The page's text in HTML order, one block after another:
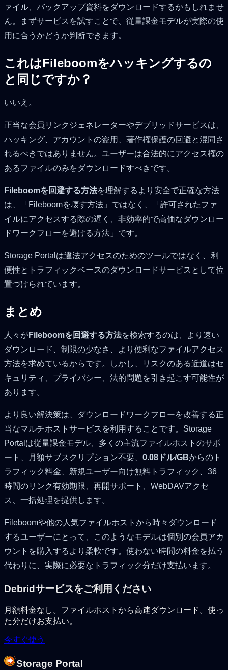
ァイル、バックアップ資料をダウンロードするかもしれませ
ん。まずサービスを試すことで、従量課金モデルが実際の使
用に合うかどうか判断できます。
これはFileboomをハッキングするの
と同じですか？
いいえ。
正当な会員リンクジェネレーターやデブリッドサービスは、
ハッキング、アカウントの盗用、著作権保護の回避と混同さ
れるべきではありません。ユーザーは合法的にアクセス権の
あるファイルのみをダウンロードすべきです。
Fileboomを回避する方法を理解するより安全で正確な方法
は、「Fileboomを壊す方法」ではなく、「許可されたファ
イルにアクセスする際の遅く、非効率的で高価なダウンロー
ドワークフローを避ける方法」です。
Storage Portalは違法アクセスのためのツールではなく、利
便性とトラフィックベースのダウンロードサービスとして位
置づけられています。
まとめ
人々がFileboomを回避する方法を検索するのは、より速い
ダウンロード、制限の少なさ、より便利なファイルアクセス
方法を求めているからです。しかし、リスクのある近道はセ
キュリティ、プライバシー、法的問題を引き起こす可能性が
あります。
より良い解決策は、ダウンロードワークフローを改善する正
当なマルチホストサービスを利用することです。Storage
Portalは従量課金モデル、多くの主流ファイルホストのサポ
ート、月額サブスクリプション不要、 0.08ドル/GBからのト
ラフィック料金、新規ユーザー向け無料トラフィック、36
時間のリンク有効期限、再開サポート、WebDAVアクセ
ス、一括処理を提供します。
Fileboomや他の人気ファイルホストから時々ダウンロード
するユーザーにとって、このようなモデルは個別の会員アカ
ウントを購入するより柔軟です。使わない時間の料金を払う
代わりに、実際に必要なトラフィック分だけ支払います。
Debridサービスをご利用ください
月額料金なし。ファイルホストから高速ダウンロード。使っ
た分だけお支払い。
今すぐ使う
Storage Portal